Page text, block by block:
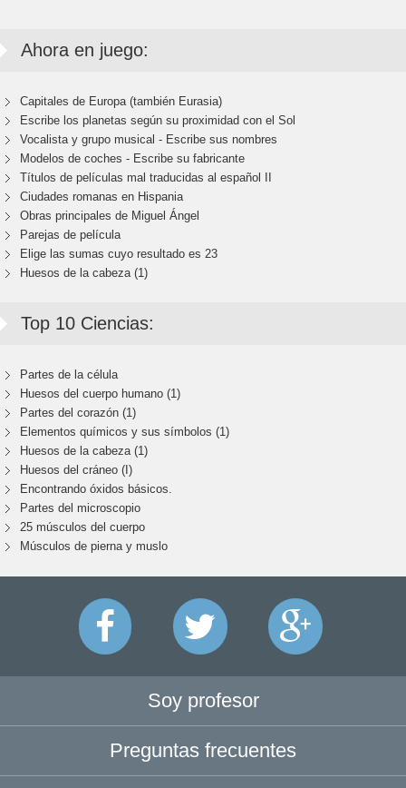
Ahora en juego:
Capitales de Europa (también Eurasia)
Escribe los planetas según su proximidad con el Sol
Vocalista y grupo musical - Escribe sus nombres
Modelos de coches - Escribe su fabricante
Títulos de películas mal traducidas al español II
Ciudades romanas en Hispania
Obras principales de Miguel Ángel
Parejas de película
Elige las sumas cuyo resultado es 23
Huesos de la cabeza (1)
Top 10 Ciencias:
Partes de la célula
Huesos del cuerpo humano (1)
Partes del corazón (1)
Elementos químicos y sus símbolos (1)
Huesos de la cabeza (1)
Huesos del cráneo (I)
Encontrando óxidos básicos.
Partes del microscopio
25 músculos del cuerpo
Músculos de pierna y muslo
Soy profesor
Preguntas frecuentes